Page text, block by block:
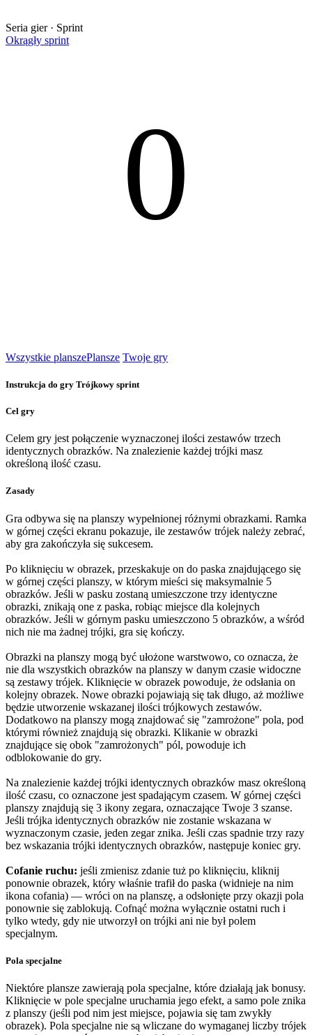
Seria gier · Sprint
Okrągły sprint
0
Wszystkie planszePlansze Twoje gry
Instrukcja do gry Trójkowy sprint
Cel gry
Celem gry jest połączenie wyznaczonej ilości zestawów trzech
identycznych obrazków. Na znalezienie każdej trójki masz
określoną ilość czasu.
Zasady
Gra odbywa się na planszy wypełnionej różnymi obrazkami. Ramka
w górnej części ekranu pokazuje, ile zestawów trójek należy zebrać,
aby gra zakończyła się sukcesem.
Po kliknięciu w obrazek, przeskakuje on do paska znajdującego się
w górnej części planszy, w którym mieści się maksymalnie 5
obrazków. Jeśli w pasku zostaną umieszczone trzy identyczne
obrazki, znikają one z paska, robiąc miejsce dla kolejnych
obrazków. Jeśli w górnym pasku umieszczono 5 obrazków, a wśród
nich nie ma żadnej trójki, gra się kończy.
Obrazki na planszy mogą być ułożone warstwowo, co oznacza, że
nie dla wszystkich obrazków na planszy w danym czasie widoczne
są zestawy trójek. Kliknięcie w obrazek powoduje, że odsłania on
kolejny obrazek. Nowe obrazki pojawiają się tak długo, aż możliwe
będzie utworzenie wskazanej ilości trójkowych zestawów.
Dodatkowo na planszy mogą znajdować się "zamrożone" pola, pod
którymi również znajdują się obrazki. Klikanie w obrazki
znajdujące się obok "zamrożonych" pól, powoduje ich
odblokowanie do gry.
Na znalezienie każdej trójki identycznych obrazków masz określoną
ilość czasu, co oznaczone jest spadającym czasem. W górnej części
planszy znajdują się 3 ikony zegara, oznaczające Twoje 3 szanse.
Jeśli trójka identycznych obrazków nie zostanie wskazana w
wyznaczonym czasie, jeden zegar znika. Jeśli czas spadnie trzy razy
bez wskazania trójki identycznych obrazków, następuje koniec gry.
Cofanie ruchu: jeśli zmienisz zdanie tuż po kliknięciu, kliknij
ponownie obrazek, który właśnie trafił do paska (widnieje na nim
ikona cofania) — wróci on na planszę, a odsłonięte przy okazji pola
ponownie się zablokują. Cofnąć można wyłącznie ostatni ruch i
tylko wtedy, gdy nie utworzył on trójki ani nie był polem
specjalnym.
Pola specjalne
Niektóre plansze zawierają pola specjalne, które działają jak bonusy.
Kliknięcie w pole specjalne uruchamia jego efekt, a samo pole znika
z planszy (jeśli pod nim jest miejsce, pojawia się tam zwykły
obrazek). Pola specjalne nie są wliczane do wymaganej liczby trójek